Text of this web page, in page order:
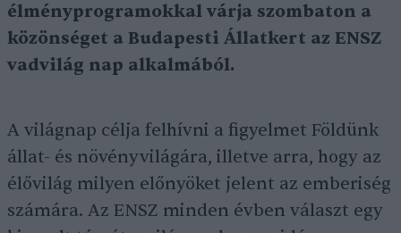
élményprogramokkal várja szombaton a
közönséget a Budapesti Állatkert az ENSZ
vadvilág nap alkalmából.
A világnap célja felhívni a figyelmet Földünk
állat- és növényvilágára, illetve arra, hogy az
élővilág milyen előnyöket jelent az emberiség
számára. Az ENSZ minden évben választ egy